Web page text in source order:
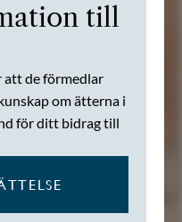
till
att de förmedlar
om ätterna i
för ditt bidrag till